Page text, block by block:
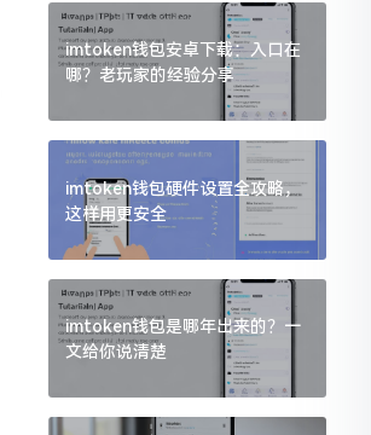
imtoken钱包安卓下载：入口在
哪？老玩家的经验分享
imtoken钱包硬件设置全攻略，
这样用更安全
imtoken钱包是哪年出来的？一
文给你说清楚